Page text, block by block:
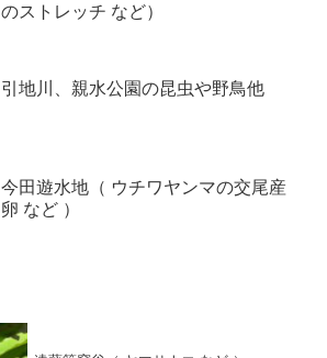
のストレッチ など）
引地川、親水公園の昆虫や野鳥他
今田遊水地（ ウチワヤンマの交尾産
卵 など ）